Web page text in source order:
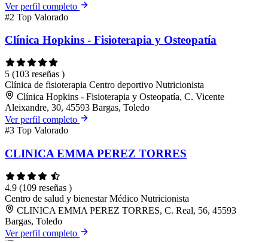
Ver perfil completo
#2 Top Valorado
Clínica Hopkins - Fisioterapia y Osteopatía
5 (103 reseñas )
Clínica de fisioterapia Centro deportivo Nutricionista
Clínica Hopkins - Fisioterapia y Osteopatía, C. Vicente
Aleixandre, 30, 45593 Bargas, Toledo
Ver perfil completo
#3 Top Valorado
CLINICA EMMA PEREZ TORRES
4.9 (109 reseñas )
Centro de salud y bienestarMédico Nutricionista
CLINICA EMMA PEREZ TORRES, C. Real, 56, 45593
Bargas, Toledo
Ver perfil completo